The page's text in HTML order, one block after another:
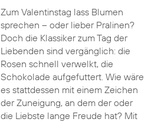
Zum Valentinstag lass Blumen
sprechen – oder lieber Pralinen?
Doch die Klassiker zum Tag der
Liebenden sind vergänglich: die
Rosen schnell verwelkt, die
Schokolade aufgefuttert. Wie wäre
es stattdessen mit einem Zeichen
der Zuneigung, an dem der oder
die Liebste lange Freude hat? Mit